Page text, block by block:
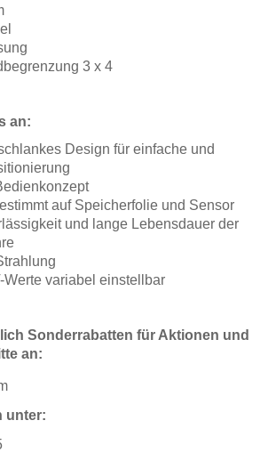
3 x 4
an:
Design für einfache und
auf Speicherfolie und Sensor
und lange Lebensdauer der
Werte variabel einstellbar
Sonderrabatten für Aktionen und
an:
unter: